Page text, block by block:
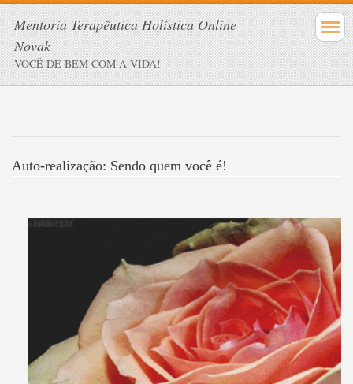
Mentoria Terapêutica Holística Online
Novak
VOCÊ DE BEM COM A VIDA!
Auto-realização: Sendo quem você é!